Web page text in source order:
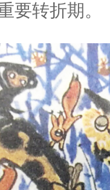
要转折期。